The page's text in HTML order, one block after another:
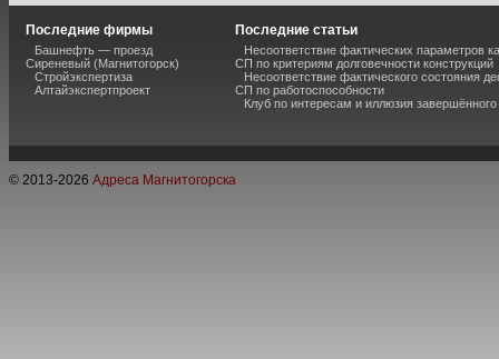
Последние фирмы
Башнефть — проезд
Сиреневый (Магнитогорск)
Стройэкспертиза
Алтайэкспертпроект
Последние статьи
Несоответствие фактических параметров
СП по критериям долговечности конструкций
Несоответствие фактического состояния
СП по работоспособности
Клуб по интересам и иллюзия
© 2013-2026 Адреса Магнитогорска